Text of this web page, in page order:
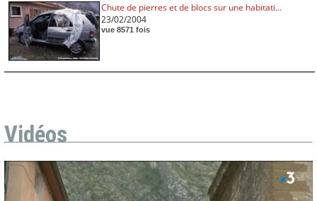
Chute de pierres et de blocs sur une habitati...
23/02/2004
vue 8571 fois
Vidéos